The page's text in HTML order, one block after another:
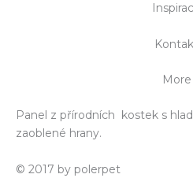
More
Panel z přírodních kostek s
zaoblené hrany.
© 2017 by polerpet